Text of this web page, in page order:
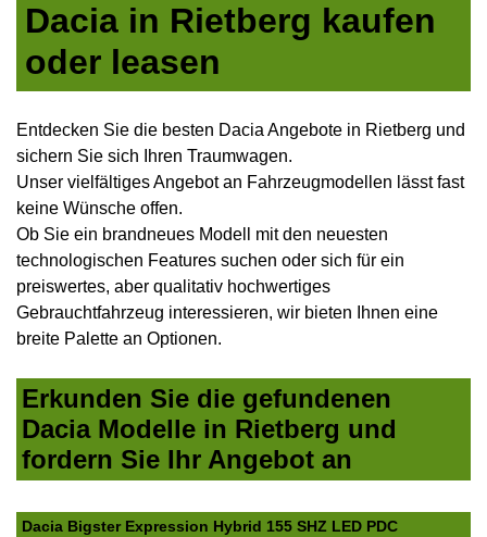
Dacia in Rietberg kaufen
oder leasen
Entdecken Sie die besten Dacia Angebote in Rietberg und
sichern Sie sich Ihren Traumwagen.
Unser vielfältiges Angebot an Fahrzeugmodellen lässt fast
keine Wünsche offen.
Ob Sie ein brandneues Modell mit den neuesten
technologischen Features suchen oder sich für ein
preiswertes, aber qualitativ hochwertiges
Gebrauchtfahrzeug interessieren, wir bieten Ihnen eine
breite Palette an Optionen.
Erkunden Sie die gefundenen
Dacia Modelle in Rietberg und
fordern Sie Ihr Angebot an
Dacia Bigster Expression Hybrid 155 SHZ LED PDC